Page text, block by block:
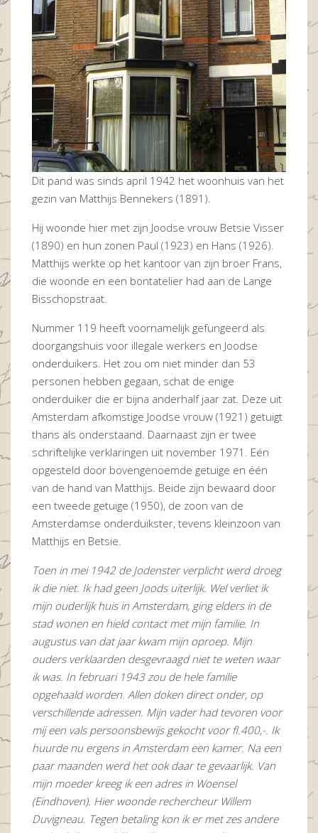
Dit pand was sinds april 1942 het woonhuis van het
gezin van Matthijs Bennekers (1891).
Hij woonde hier met zijn Joodse vrouw Betsie Visser
(1890) en hun zonen Paul (1923) en Hans (1926).
Matthijs werkte op het kantoor van zijn broer Frans,
die woonde en een bontatelier had aan de Lange
Bisschopstraat.
Nummer 119 heeft voornamelijk gefungeerd als
doorgangshuis voor illegale werkers en Joodse
onderduikers. Het zou om niet minder dan 53
personen hebben gegaan, schat de enige
onderduiker die er bijna anderhalf jaar zat. Deze uit
Amsterdam afkomstige Joodse vrouw (1921) getuigt
thans als onderstaand. Daarnaast zijn er twee
schriftelijke verklaringen uit november 1971. Eén
opgesteld door bovengenoemde getuige en één
van de hand van Matthijs. Beide zijn bewaard door
een tweede getuige (1950), de zoon van de
Amsterdamse onderduikster, tevens kleinzoon van
Matthijs en Betsie.
Toen in mei 1942 de Jodenster verplicht werd droeg
ik die niet. Ik had geen Joods uiterlijk. Wel verliet ik
mijn ouderlijk huis in Amsterdam, ging elders in de
stad wonen en hield contact met mijn familie. In
augustus van dat jaar kwam mijn oproep. Mijn
ouders verklaarden desgevraagd niet te weten waar
ik was. In februari 1943 zou de hele familie
opgehaald worden. Allen doken direct onder, op
verschillende adressen. Mijn vader had tevoren voor
mij een vals persoonsbewijs gekocht voor fl.400,-. Ik
huurde nu ergens in Amsterdam een kamer. Na een
paar maanden werd het ook daar te gevaarlijk. Van
mijn moeder kreeg ik een adres in Woensel
(Eindhoven). Hier woonde rechercheur Willem
Duvigneau. Tegen betaling kon ik er met zes andere